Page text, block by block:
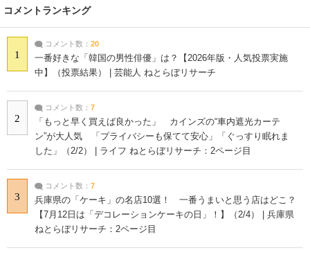
コメントランキング
1
コメント数： 20
一番好きな「韓国の男性俳優」は？【2026年版・人気投票実施
中】（投票結果） | 芸能人 ねとらぼリサーチ
2
コメント数： 7
「もっと早く買えば良かった」 カインズの“車内遮光カーテ
ン”が大人気 「プライバシーも保てて安心」「ぐっすり眠れま
した」（2/2） | ライフ ねとらぼリサーチ：2ページ目
3
コメント数： 7
兵庫県の「ケーキ」の名店10選！ 一番うまいと思う店はどこ？
【7月12日は「デコレーションケーキの日」！】（2/4） | 兵庫県
ねとらぼリサーチ：2ページ目